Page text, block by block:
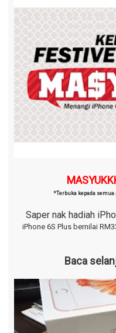
*Terbuka kepada semua
Saper nak hadiah
iPhone 6S Plus bernilai
Baca